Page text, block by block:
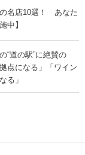
名店10選！ あなた
中】
“道の駅”に絶賛の
点になる」「ワイン
る」